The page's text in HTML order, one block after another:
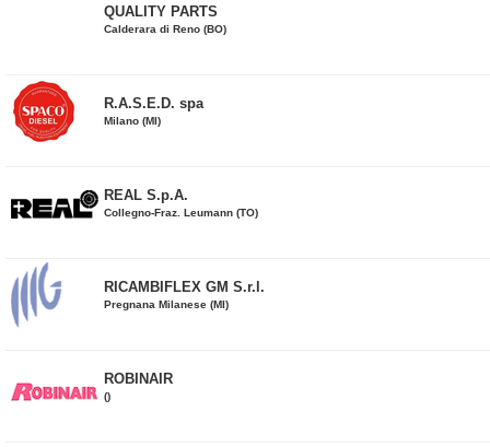
QUALITY PARTS
Calderara di Reno (BO)
R.A.S.E.D. spa
Milano (MI)
REAL S.p.A.
Collegno-Fraz. Leumann (TO)
RICAMBIFLEX GM S.r.l.
Pregnana Milanese (MI)
ROBINAIR
()